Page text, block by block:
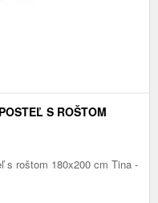
S ROŠTOM
s roštom 180x200 cm Tina -